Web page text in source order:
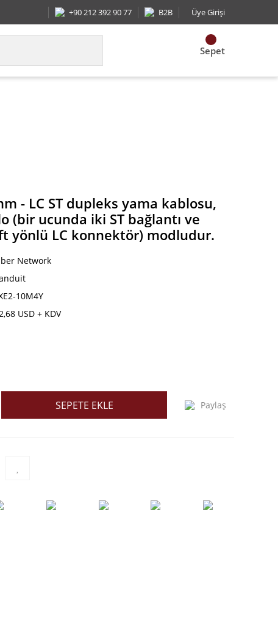
+90 212 392 90 77 B2B Üye Girişi
Sepet
- LC ST dupleks yama kablosu,
(bir ucunda iki ST bağlantı ve
yönlü LC konnektör) modludur.
Network
10M4Y
USD + KDV
SEPETE EKLE Paylaş